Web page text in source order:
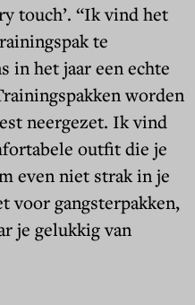
touch’. “Ik vind het
te
in het jaar een echte
worden
neergezet. Ik vind
outfit die je
even niet strak in je
voor gangsterpakken,
je gelukkig van